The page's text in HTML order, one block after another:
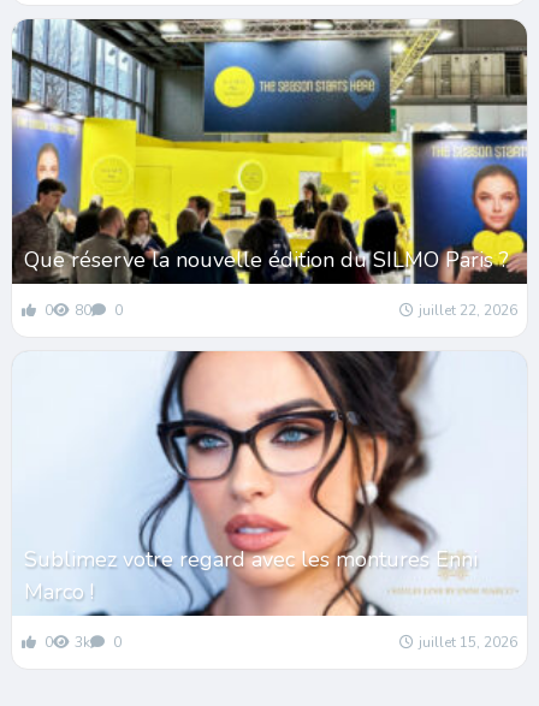
Que réserve la nouvelle édition du SILMO Paris ?
0 80 0 juillet 22, 2026
Sublimez votre regard avec les montures Enni
Marco !
0 3k 0 juillet 15, 2026